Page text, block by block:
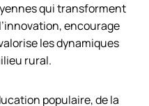
qui transforment
encourage
les dynamiques
rural.
populaire, de la